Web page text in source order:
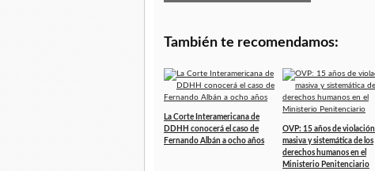
También te recomendamos:
La Corte Interamericana de
DDHH conocerá el caso de
Fernando Albán a ocho años
OVP: 15 años de violación
masiva y sistemática de los
derechos humanos en el
Ministerio Penitenciario